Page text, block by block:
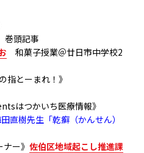
巻頭記事
和菓子授業＠廿日市中学校2
指とーまれ！》
はつかいち医療情報》
樹先生「乾癬（かんせん）
ー》 佐伯区地域起こし推進課